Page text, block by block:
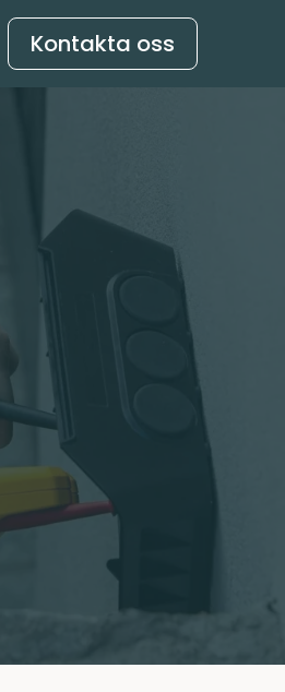
Kontakta oss